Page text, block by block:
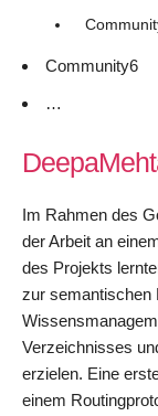
Community6
…
Im Rahmen des
der Arbeit an
des Projekts
zur semantischen
Verzeichnisses
erzielen. Eine
einem